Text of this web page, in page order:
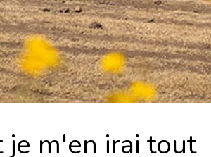
je m'en irai tout